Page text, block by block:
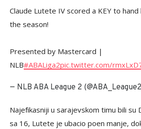
Claude Lutete IV scored a KEY to
the season!
Presented by Mastercard |
NLB#ABALiga2pic.twitter.com/
— NLB ABA League 2
Najefikasniji u sarajevskom timu bili su
sa 16, Lutete je ubacio poen manje,